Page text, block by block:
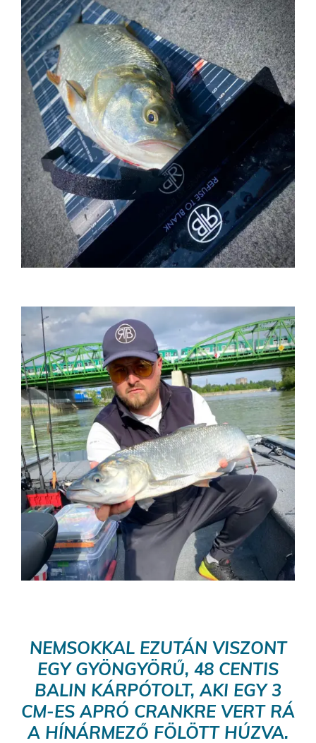
NEMSOKKAL EZUTÁN VISZONT
EGY GYÖNGYÖRŰ, 48 CENTIS
BALIN KÁRPÓTOLT, AKI EGY 3
CM-ES APRÓ CRANKRE VERT RÁ
A HÍNÁRMEZŐ FÖLÖTT HÚZVA.